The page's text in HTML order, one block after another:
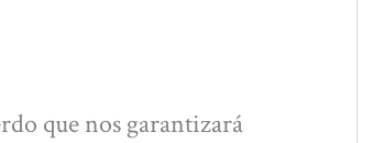
que nos garantizará